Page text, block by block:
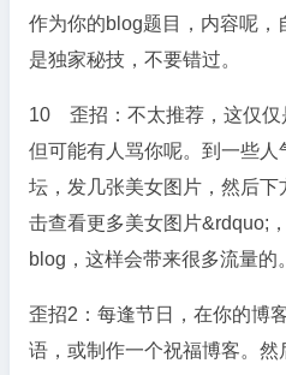
作为你的blog题目，内容呢，
是独家秘技，不要错过。
10 歪招：不太推荐，这仅仅
但可能有人骂你呢。到一些
坛，发几张美女图片，然后
击查看更多美女图片&rdquo;
blog，这样会带来很多流量的。
歪招2：每逢节日，在你的博
语，或制作一个祝福博客。